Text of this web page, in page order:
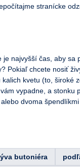
stranícke
je najvyšší čas, aby sa
Pokiaľ chcete nosiť
kvetu (to, široké
vypadne, a stonku
dvoma
butoniéra